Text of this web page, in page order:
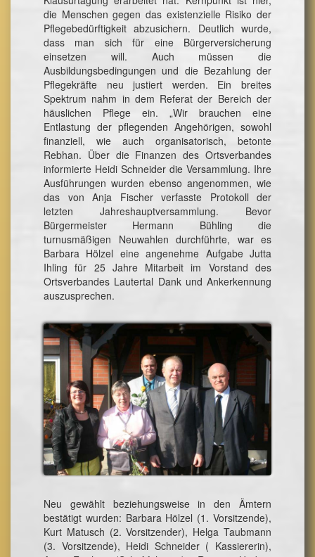
die Menschen gegen das existenzielle Risiko der
Pflegebedürftigkeit abzusichern. Deutlich wurde,
dass man sich für eine Bürgerversicherung
einsetzen will. Auch müssen die
Ausbildungsbedingungen und die Bezahlung der
Pflegekräfte neu justiert werden. Ein breites
Spektrum nahm in dem Referat der Bereich der
häuslichen Pflege ein. „Wir brauchen eine
Entlastung der pflegenden Angehörigen, sowohl
finanziell, wie auch organisatorisch, betonte
Rebhan. Über die Finanzen des Ortsverbandes
informierte Heidi Schneider die Versammlung. Ihre
Ausführungen wurden ebenso angenommen, wie
das von Anja Fischer verfasste Protokoll der
letzten Jahreshauptversammlung. Bevor
Bürgermeister Hermann Bühling die
turnusmäßigen Neuwahlen durchführte, war es
Barbara Hölzel eine angenehme Aufgabe Jutta
Ihling für 25 Jahre Mitarbeit im Vorstand des
Ortsverbandes Lautertal Dank und Ankerkennung
auszusprechen.
Neu gewählt beziehungsweise in den Ämtern
bestätigt wurden: Barbara Hölzel (1. Vorsitzende),
Kurt Matusch (2. Vorsitzender), Helga Taubmann
(3. Vorsitzende), Heidi Schneider ( Kassiererin),